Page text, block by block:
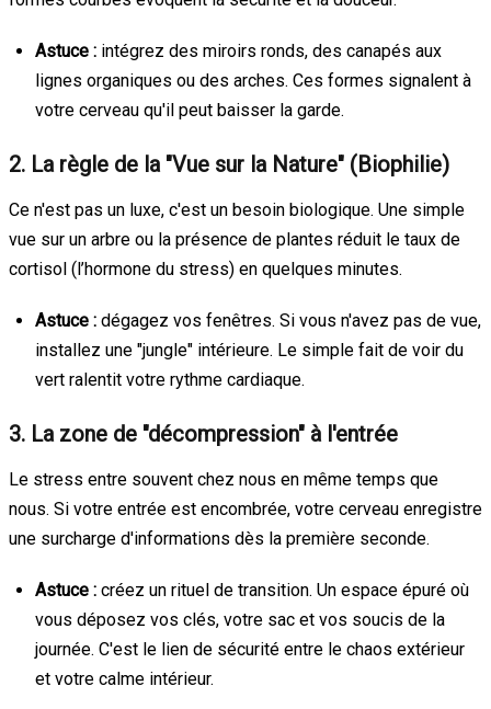
Astuce : intégrez des miroirs ronds, des canapés aux
lignes organiques ou des arches. Ces formes signalent à
votre cerveau qu'il peut baisser la garde.
2. La règle de la "Vue sur la Nature" (Biophilie)
Ce n'est pas un luxe, c'est un besoin biologique. Une simple
vue sur un arbre ou la présence de plantes réduit le taux de
cortisol (l’hormone du stress) en quelques minutes.
Astuce : dégagez vos fenêtres. Si vous n'avez pas de vue,
installez une "jungle" intérieure. Le simple fait de voir du
vert ralentit votre rythme cardiaque.
3. La zone de "décompression" à l'entrée
Le stress entre souvent chez nous en même temps que
nous. Si votre entrée est encombrée, votre cerveau enregistre
une surcharge d'informations dès la première seconde.
Astuce : créez un rituel de transition. Un espace épuré où
vous déposez vos clés, votre sac et vos soucis de la
journée. C'est le lien de sécurité entre le chaos extérieur
et votre calme intérieur.